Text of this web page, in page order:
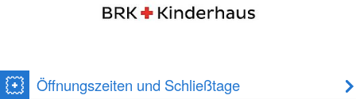
Öffnungszeiten und Schließtage